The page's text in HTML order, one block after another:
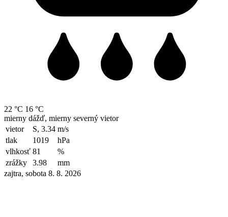
22 °C 16 °C
mierny dážď, mierny severný vietor
vietor
S, 3.34 m/s
tlak
1019
hPa
vlhkosť 81
%
zrážky
3.98
mm
zajtra, sobota 8. 8. 2026